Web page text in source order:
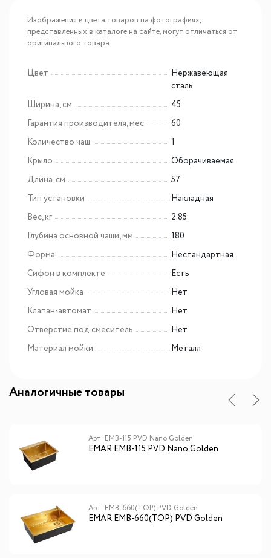
Изображения и цвета товаров на фотографиях,
представленных в каталоге на сайте, могут отличаться от
оригинального товара.
Цвет
Нержавеющая
сталь
Ширина, см
45
Гарантия производителя, мес
60
Количество чаш
1
Крыло
Оборачиваемая
Длина, см
57
Тип установки
Накладная
Вес, кг
2.85
Глубина основной чаши, мм
180
Форма
Нестандартная
Сифон в комплекте
Есть
Угловая мойка
Нет
Клапан-автомат
Нет
Отверстие под смеситель
Нет
Материал мойки
Металл
Аналогичные товары
Арт: EMB-115 PVD Nano Golden
EMAR EMB-115 PVD Nano Golden
Арт: EMB-660(TOP) PVD Golden
EMAR EMB-660(TOP) PVD Golden